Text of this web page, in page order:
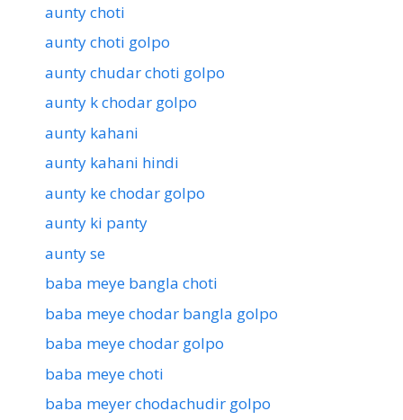
aunty choti
aunty choti golpo
aunty chudar choti golpo
aunty k chodar golpo
aunty kahani
aunty kahani hindi
aunty ke chodar golpo
aunty ki panty
aunty se
baba meye bangla choti
baba meye chodar bangla golpo
baba meye chodar golpo
baba meye choti
baba meyer chodachudir golpo